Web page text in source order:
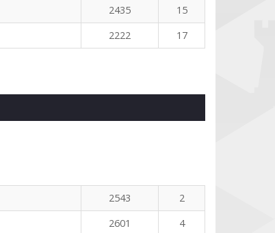
2435
15
2222 17
2543
2
2601
4